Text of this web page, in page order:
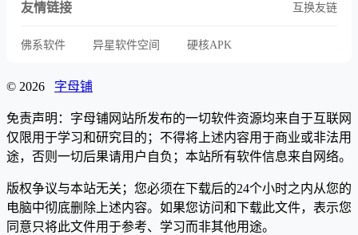
友情链接 互换友链
佛系软件 异星软件空间 硬核APK
© 2026 字母铺
免责声明：字母铺网站所发布的一切软件资源均来自于互联网
仅限用于学习和研究目的；不得将上述内容用于商业或非法用
途，否则一切后果请用户自负；本站所有软件信息来自网络。
版权争议与本站无关；您必须在下载后的24个小时之内从您的
电脑中彻底删除上述内容。如果您访问和下载此文件，表示您
同意只将此文件用于参考、学习而非其他用途。